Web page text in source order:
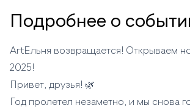
Подробнее о
ArtЕльня возвращается! Открываем
2025!
Привет, друзья! 🌿
Год пролетел незаметно, и мы снова